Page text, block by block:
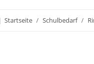
Startseite Schulbedarf